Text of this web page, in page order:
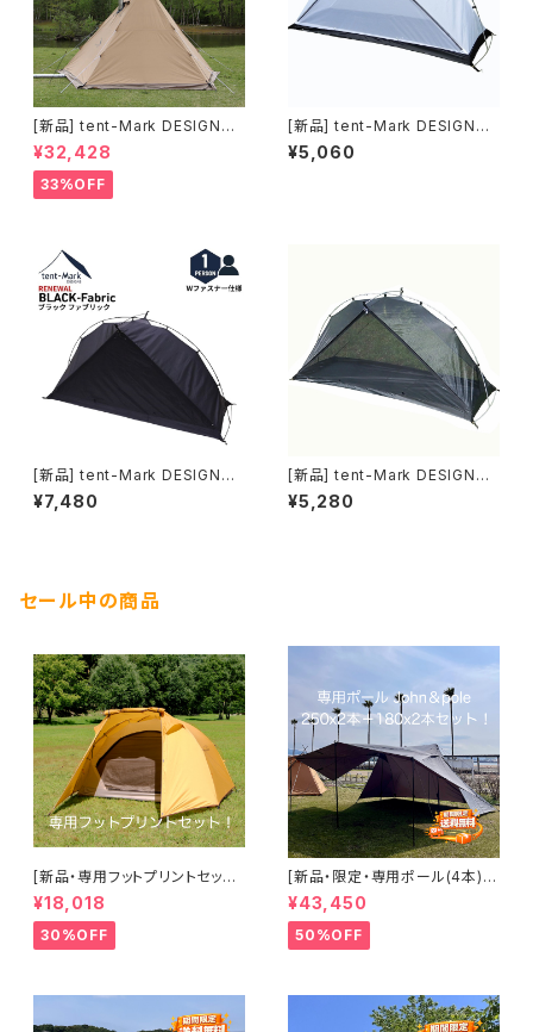
[新品] tent-Mark DESIGNS
サーカスTC＋ チムニーウォー
ル｜薪ストーブキャンプ対応モ
デル
¥32,428
33%OFF
[新品] tent-Mark DESIGNS
モノポールインナーテント(ファ
ブリック)｜シェルター内に寝室
¥5,060
[新品] tent-Mark DESIGNS
モノポールインナーテント＋ブラ
ック(ファブリック)｜シェルター
¥7,480
[新品] tent-Mark DESIGNS
モノポールインナーテント(メッシ
ュ)｜シェルター内に寝室をつく
¥5,280
セール中の商品
[新品・専用フットプリントセット]
tent-Mark DESIGNS TENGE
R Standard ＆ foot print (テ
ンゲルスタンダード＆フットプリ
ント)(送料別途)
¥18,018
30%OFF
[新品・限定・専用ポール(4本)セ
ット] tent-Mark DESIGNS BL
ACK SUMMIT GG8(ブラック
サミットGG8)＋専用ポール(JO
HN AND POLE)セット
¥43,450
50%OFF